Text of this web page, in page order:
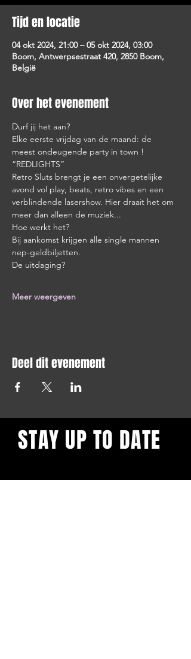
Tijd en locatie
04 okt 2024, 21:00 – 05 okt 2024, 03:00
Boom, Antwerpsestraat 420, 2850 Boom,
België
Over het evenement
Durf jij het aan?
Elke eerste vrijdag van de maand: de
meest ondeugende party in town !
“REDLIGHTS”
Retro Sluts brengt je een onvergetelijke
avond vol play, beats, retro vibes en een
verblindende lasershow. Hier draait het om
meer dan alleen de muziek...
Hoe werkt het?
Bij aankomst krijgen alle single mannen
nep-geldbiljetten.
De uitdaging?
Meer weergeven
Deel dit evenement
STAY UP TO DATE